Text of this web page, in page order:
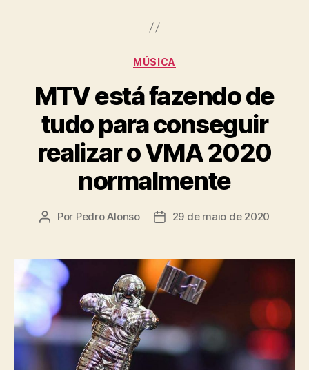
Categorias
MÚSICA
MTV está fazendo de
tudo para conseguir
realizar o VMA 2020
normalmente
Autor
Por Pedro Alonso
Data29 de maio de 2020